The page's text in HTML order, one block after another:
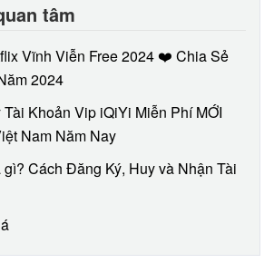
tâm
Vĩnh Viễn Free 2024 ❤️ Chia Sẻ
2024
Khoản Vip iQiYi Miễn Phí MỚI
Nam Năm Nay
Cách Đăng Ký, Huy và Nhận Tài